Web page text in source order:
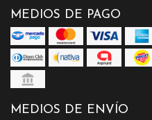
MEDIOS DE PAGO
MEDIOS DE ENVÍO